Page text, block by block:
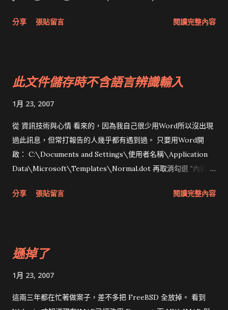
"NvCplEnableMultiGPUConfigurationPage"=dword:000000
就不會每次登入都出現警告。若不希望出現右下角的程式，再刪
ws\CurrentVersion\Run 裏 NvCplDaemon: RUNDLL32.EXE
C:\WINDOWS\system32\NvCpl.dll,NvStartup
NvMediaCenter: RunDLL32.exe NvMCTray.dll,NvTaskbarInit
在服務裏有 NVIDIA Display Driver Service 也要停用或改為手
分享 張貼留言 閱讀完整內容
此文件儲存時不含語言辨識輸入
1月 23, 2007
從 資訊技術與心情 看來的，因為我自己很少用Word所以沒出現
過此訊息，但常打報告的人幾乎都有遇到過。 只要用Word開
啟： C:\Documents and Settings\使用者名稱\Application
Data\Microsoft\Templates\Normal.dot 再取消勾選 "內嵌語
招，後來沒人敢找我，心不在焉可以考慮一下。
分享 張貼留言 閱讀完整內容
遜掉了
1月 23, 2007
這兩三年都在忙著做案子，差不多把 FreeBSD 全放掉。 看到